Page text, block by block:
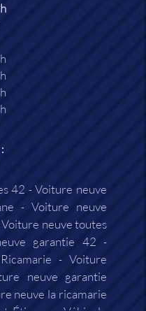
42
Voiture neuve
Voiture neuve
Voiture neuve toutes
garantie 42
Voiture
neuve garantie
neuve la ricamarie